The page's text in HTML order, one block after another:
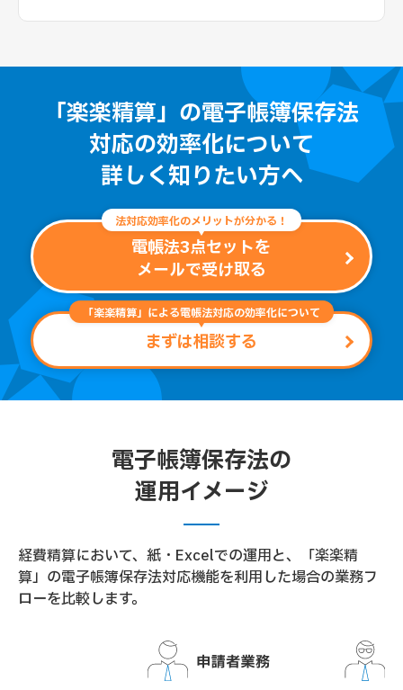
「楽楽精算」の電子帳簿保存法
対応の効率化について
詳しく知りたい方へ
法対応効率化のメリットが分かる！
電帳法3点セットを
メールで受け取る
「楽楽精算」による電帳法対応の効率化について
まずは相談する
電子帳簿保存法の
運用イメージ
経費精算において、紙・Excelでの運用と、
「楽楽精
算」の電子帳簿保存法対応機能を利用した場合の業務フ
ローを比較します。